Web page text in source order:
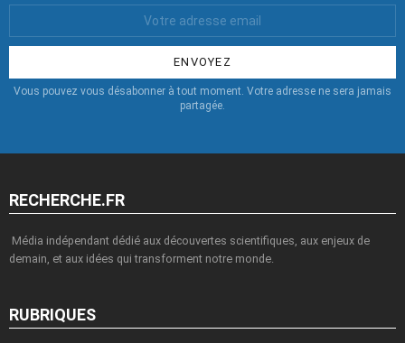
:
Vous pouvez vous désabonner à tout moment. Votre adresse ne sera jamais
partagée.
RECHERCHE.FR
Média indépendant dédié aux découvertes scientifiques, aux enjeux de
demain, et aux idées qui transforment notre monde.
RUBRIQUES